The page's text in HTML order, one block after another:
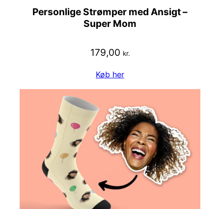
Personlige Strømper med Ansigt –
Super Mom
179,00 kr.
Køb her